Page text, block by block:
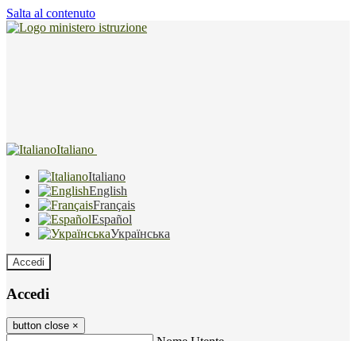
Salta al contenuto
Italiano
Italiano
English
Français
Español
Українська
Accedi
Accedi
button close ×